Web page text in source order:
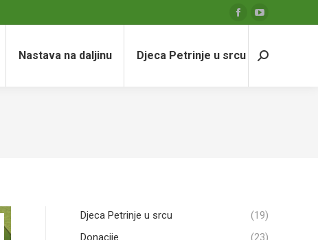
Facebook
opensopens
Nastava na daljinu Djeca Petrinje u srcu Search:
Djeca Petrinje u srcu
(19)
Donacije
(23)